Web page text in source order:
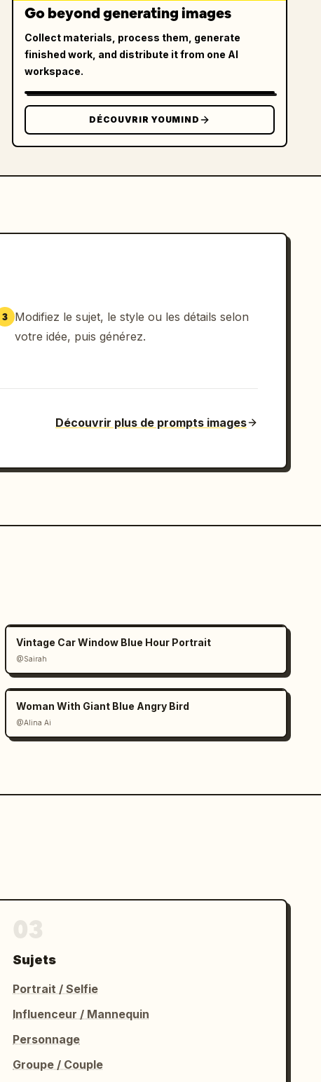
Go beyond generating images
Collect materials, process them, generate
finished work, and distribute it from one AI
workspace.
DÉCOUVRIR YOUMIND
3
Modifiez le sujet, le style ou les détails selon
votre idée, puis générez.
Découvrir plus de prompts images
Vintage Car Window Blue Hour Portrait
@Sairah
Woman With Giant Blue Angry Bird
@Alina Ai
Sujets
Portrait / Selfie
Influenceur / Mannequin
Personnage
Groupe / Couple